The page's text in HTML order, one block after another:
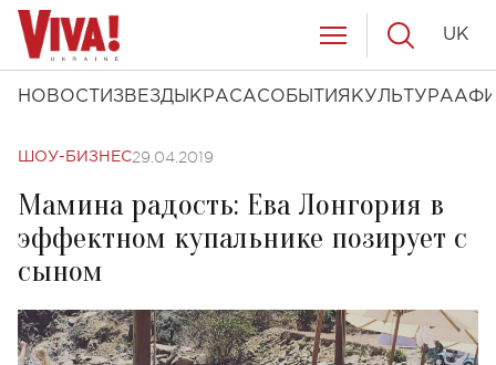
НОВОСТИ ЗВЕЗДЫ КРАСАСОБЫТИЯ КУЛЬТУРА
UK
ШОУ-БИЗНЕС29.04.2019
Мамина радость: Ева Лонгория в
эффектном купальнике позирует с
сыном